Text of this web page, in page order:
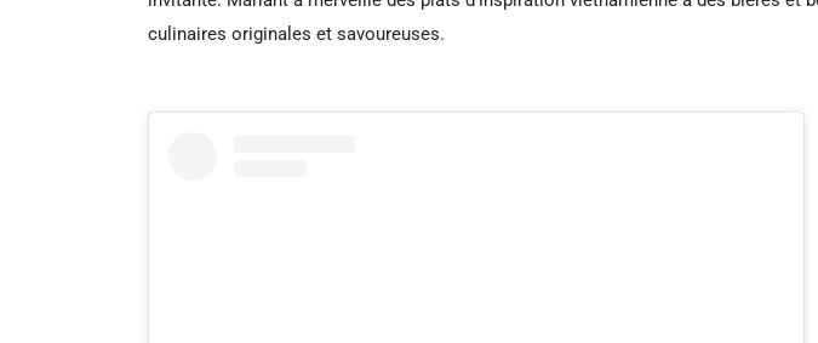
culinaires originales et savoureuses.